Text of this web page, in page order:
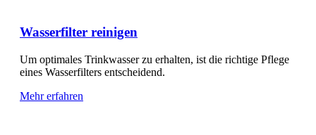
Wasserfilter reinigen
Um optimales Trinkwasser zu erhalten, ist die richtige Pflege
eines Wasserfilters entscheidend.
Mehr erfahren